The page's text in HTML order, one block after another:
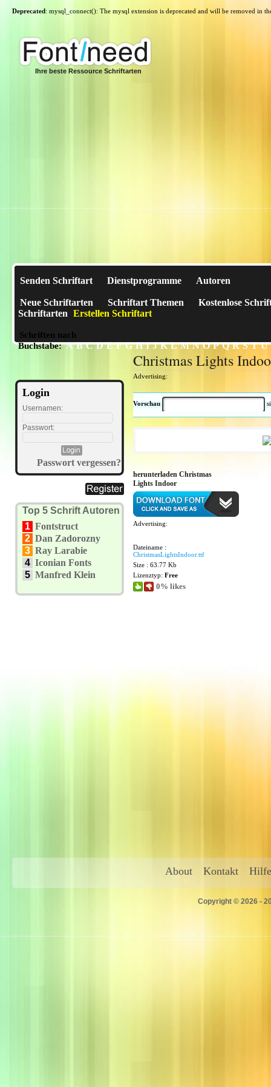
Deprecated: mysql_connect(): The mysql extension is deprecated and will be removed in
Ihre beste Ressource Schriftarten
Senden Schriftart Dienstprogramme Autoren
Neue Schriftarten Schriftart Themen
Kostenlose
Schriftarten Erstellen Schriftart
Schriften nach
Buchstabe:A B C D E F G H I J K L M N O P Q R S T U
Login
Usernamen:
Passwort:
Passwort vergessen?
Top 5 Schrift Autoren
1 Fontstruct
2 Dan Zadorozny
3 Ray Larabie
4 Iconian Fonts
5 Manfred Klein
Christmas Lights
Advertising:
Vorschau
herunterladen Christmas
Lights Indoor
Advertising:
Dateiname :
ChristmasLightsIndoor.ttf
Size : 63.77 Kb
Lizenztyp: Free
0% likes
About Kontakt Hilfe
Copyright © 2026 -